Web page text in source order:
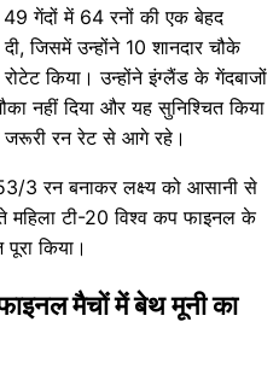
गेंदों में 64 रनों की एक बेहद
जिसमें उन्होंने 10 शानदार चौके
किया। उन्होंने इंग्लैंड के गेंदबाजों
नहीं दिया और यह सुनिश्चित किया
जरूरी रन रेट से आगे रहे।
3 रन बनाकर लक्ष्य को आसानी से
महिला टी-20 विश्व कप फाइनल के
किया।
मैचों में बेथ मूनी का